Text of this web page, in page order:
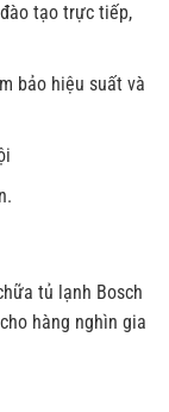
tạo trực tiếp,
bảo hiệu suất và
tủ lạnh Bosch
hàng nghìn gia